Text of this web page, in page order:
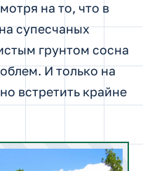
на то, что в
супесчаных
грунтом сосна
И только на
встретить крайне